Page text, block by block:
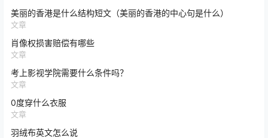
美丽的香港是什么结构短文（美丽的香港的中心句是什么）
文章
肖像权损害赔偿有哪些
文章
考上影视学院需要什么条件吗？
文章
0度穿什么衣服
文章
羽绒布英文怎么说